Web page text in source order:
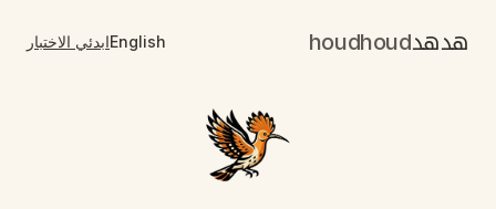
هدهدhoudhoud
Englishابدئي الاختبار